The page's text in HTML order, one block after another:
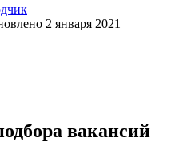
2 января 2021
вакансий